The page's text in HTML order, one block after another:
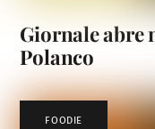
Giornale abre
Polanco
FOODIE